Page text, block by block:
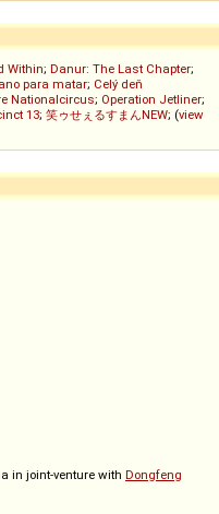
Within; Danur: The Last Chapter;
para matar; Celý deň
Nationalcircus; Operation Jetliner;
13; 笑ゥせぇるすまんNEW; (view
in joint-venture with Dongfeng